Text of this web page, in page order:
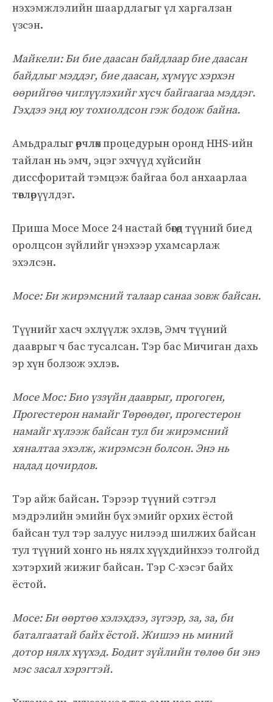
нэхэмжлэлийн шаардлагыг үл харгалзан
үзсэн.
Майкели: Би бие даасан байдлаар бие даасан
байдлыг мэддэг, бие даасан, хүмүүс хэрхэн
өөрийгөө чиглүүлэхийг хүсч байгаагаа мэддэг.
Гэхдээ энд юу тохиолдсон гэж бодож байна.
Амьдралыг өөрчлөх процедурын оронд HHS-ийн
тайлан нь эмч, эцэг эхчүүд хүйсийн
диссфоритай тэмцэж байгаа бол анхаарлаа
төвлөрүүлдэг.
Приша Мосе Мосе 24 настай бөгөөд түүний биед
оролцсон зүйлийг үнэхээр ухамсарлаж
эхэлсэн.
Мосе: Би жирэмсний талаар санаа зовж байсан.
Түүнийг хасч эхлүүлж эхлэв, Эмч түүний
дааврыг ч бас тусалсан. Тэр бас Мичиган дахь
эр хүн болзож эхлэв.
Мосе Мос: Био үззүйн дааврыг, прогоген,
Прогестерон намайг Төрөөдөг, прогестерон
намайг хүлээж байсан тул би жирэмсний
хяналтаа эхэлж, жирэмсэн болсон. Энэ нь
надад цочирдов.
Тэр айж байсан. Тэрээр түүний сэтгэл
мэдрэлийн эмийн бүх эмийг орхих ёстой
байсан тул тэр залуус нилээд шилжих байсан
тул түүний хонго нь нялх хүүхдийнхээ толгойд
хэтэрхий жижиг байсан. Тэр C-хэсэг байх
ёстой.
Мосе: Би өөртөө хэлэхдээ, зүгээр, за, за, би
баталгаатай байх ёстой. Жишээ нь миний
дотор нялх хүүхэд. Бодит зүйлийн төлөө би энэ
мэс засал хэрэгтэй.